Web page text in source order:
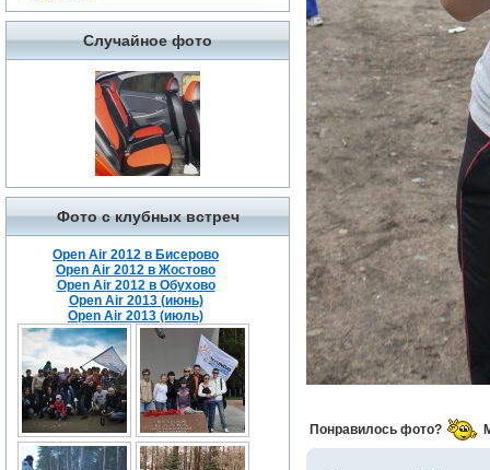
Случайное фото
Фото с клубных встреч
Open Air 2012 в Бисерово
Open Air 2012 в Жостово
Open Air 2012 в Обухово
Open Air 2013 (июнь)
Open Air 2013 (июль)
Понравилось фото?